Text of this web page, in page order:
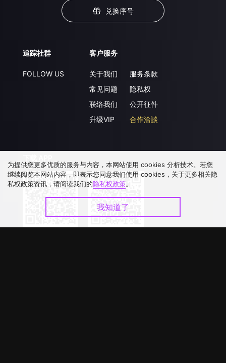
兑换序号
追踪社群
FOLLOW US
客户服务
关于我们
常见问题
联络我们
升级VIP
服务条款
隐私权
公开征件
合作洽談
为提供您更多优质的服务与内容，本网站使用 cookies 分析技术。若您
继续阅览本网站内容，即表示您同意我们使用 cookies，关于更多相关隐
私权政策资讯，请阅读我们的隐私权政策。
我知道了